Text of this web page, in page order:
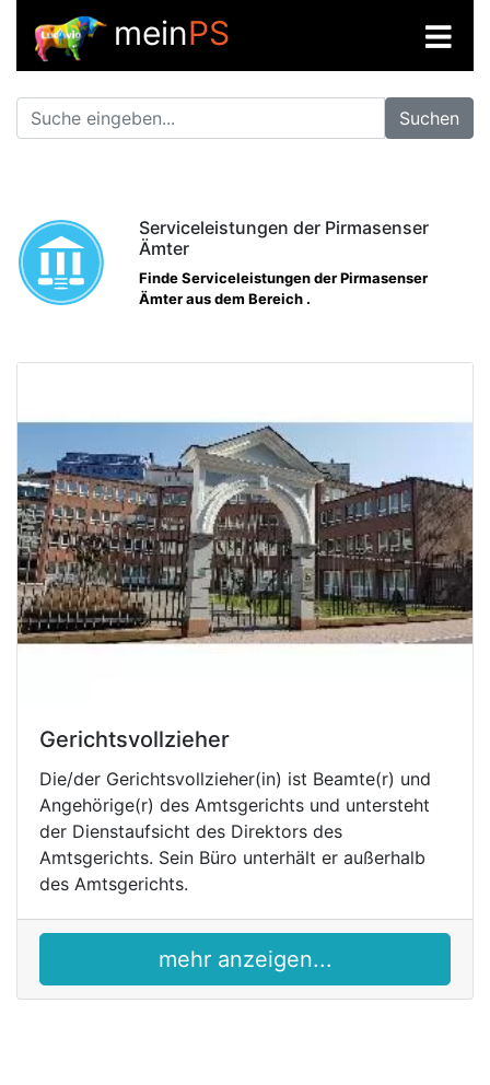
meinPS
Suchen
Serviceleistungen der Pirmasenser
Ämter
Finde Serviceleistungen der Pirmasenser
Ämter aus dem Bereich .
Gerichtsvollzieher
Die/der Gerichtsvollzieher(in) ist Beamte(r) und
Angehörige(r) des Amtsgerichts und untersteht
der Dienstaufsicht des Direktors des
Amtsgerichts. Sein Büro unterhält er außerhalb
des Amtsgerichts.
mehr anzeigen...